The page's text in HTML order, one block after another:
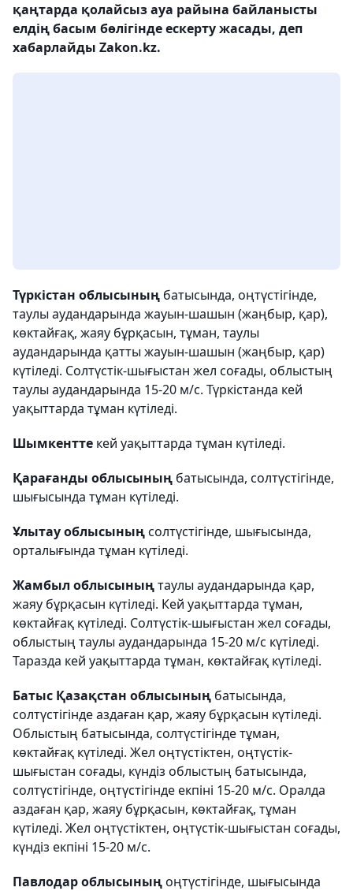
қаңтарда қолайсыз ауа райына байланысты
елдің басым бөлігінде ескерту жасады, деп
хабарлайды Zakon.kz.
Түркістан облысының батысында, оңтүстігінде,
таулы аудандарында жауын-шашын (жаңбыр, қар),
көктайғақ, жаяу бұрқасын, тұман, таулы
аудандарында қатты жауын-шашын (жаңбыр, қар)
күтіледі. Солтүстік-шығыстан жел соғады, облыстың
таулы аудандарында 15-20 м/с. Түркістанда кей
уақыттарда тұман күтіледі.
Шымкентте кей уақыттарда тұман күтіледі.
Қарағанды облысының батысында, солтүстігінде,
шығысында тұман күтіледі.
Ұлытау облысыныңсолтүстігінде, шығысында,
орталығында тұман күтіледі.
Жамбыл облысыныңтаулы аудандарында қар,
жаяу бұрқасын күтіледі. Кей уақыттарда тұман,
көктайғақ күтіледі. Солтүстік-шығыстан жел соғады,
облыстың таулы аудандарында 15-20 м/с күтіледі.
Таразда кей уақыттарда тұман, көктайғақ күтіледі.
Батыс Қазақстан облысының батысында,
солтүстігінде аздаған қар, жаяу бұрқасын күтіледі.
Облыстың батысында, солтүстігінде тұман,
көктайғақ күтіледі. Жел оңтүстіктен, оңтүстік-
шығыстан соғады, күндіз облыстың батысында,
солтүстігінде, оңтүстігінде екпіні 15-20 м/с. Оралда
аздаған қар, жаяу бұрқасын, көктайғақ, тұман
күтіледі. Жел оңтүстіктен, оңтүстік-шығыстан соғады,
күндіз екпіні 15-20 м/с.
Павлодар облысыныңоңтүстігінде, шығысында